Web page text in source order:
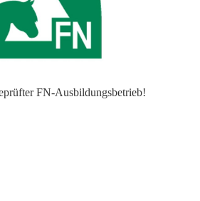
FN-Ausbildungsbetrieb!